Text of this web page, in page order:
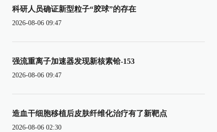
科研人员确证新型粒子“胶球”的存在
2026-08-06 09:47
强流重离子加速器发现新核素铪-153
2026-08-06 09:47
造血干细胞移植后皮肤纤维化治疗有了新靶点
2026-08-06 02:30